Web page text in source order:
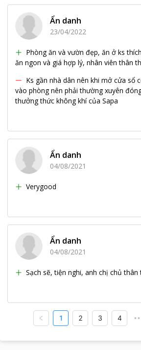
Ẩn danh
23/04/2022
Phòng ăn và vườn đẹp, ăn ở ks
ăn ngon và giá hợp lý, nhân viên thân
Ks gần nhà dân nên khi mở cửa sổ
vào phòng nên phải thường xuyên
thưởng thức không khí của Sapa
Ẩn danh
04/08/2021
Verygood
Ẩn danh
04/08/2021
Sạch sẽ, tiện nghi, anh chị chủ thân
1 2 3 4